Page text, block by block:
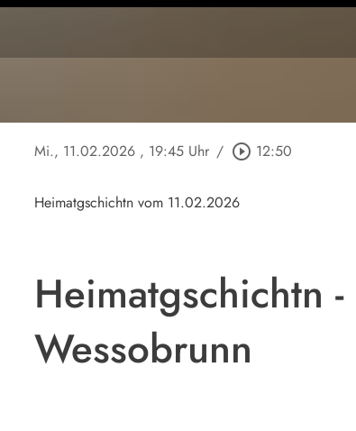
Mi., 11.02.2026 , 19:45 Uhr / play_circle_outline 12:50
Heimatgschichtn vom 11.02.2026
Heimatgschichtn
Wessobrunn